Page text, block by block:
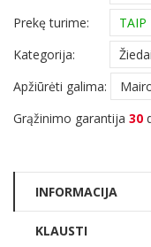
Prekę turime:
TAIP
Kategorija:
Žiedai
Apžiūrėti galima:
Grąžinimo garantija 30
INFORMACIJA
KLAUSTI